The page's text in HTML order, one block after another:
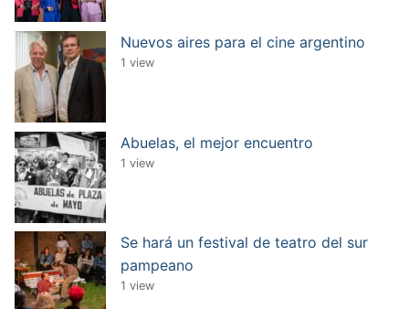
Nuevos aires para el cine argentino
1 view
Abuelas, el mejor encuentro
1 view
Se hará un festival de teatro del sur
pampeano
1 view